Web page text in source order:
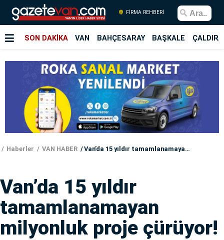
FİRMA REHBERİ
SON DAKİKA VAN BAHÇESARAY BAŞKALE
Haberler VAN HABER Van’da 15 yıldır tamamlanamayan milyonluk proje çürüyor!
Van’da 15 yıldır
tamamlanamayan
milyonluk proje çürüyor!